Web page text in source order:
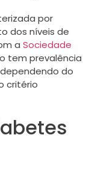
por
dos níveis de
a Sociedade
tem prevalência
do
critério